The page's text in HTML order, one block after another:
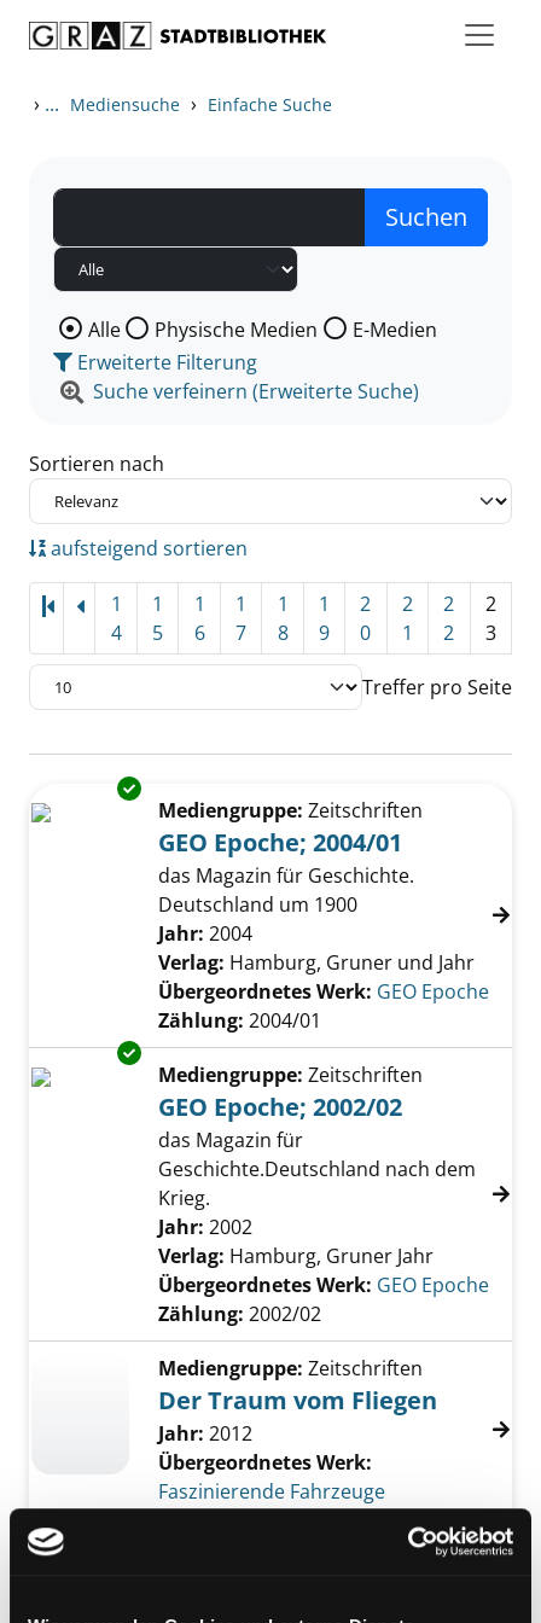
› ... Mediensuche › Einfache Suche
Wählen Sie die Medienart nach der Sie suchen wollen.
Alle Physische Medien
E-Medien
Erweiterte Filterung
Suche verfeinern (Erweiterte Suche)
Sortieren nach
aufsteigend sortieren
1
4
1
5
1
6
1
7
1
8
1
9
2
0
2
1
2
2
2
3
Treffer pro Seite
Suchergebnis
Zu den Suchfiltern springen
Exemplar-Details von GEO Epoche; 2004/01
Mediengruppe: Zeitschriften
GEO Epoche; 2004/01
das Magazin für Geschichte.
Deutschland um 1900
Suche nach diesem Verfasser
Jahr: 2004
Verlag: Hamburg, Gruner und Jahr
Übergeordnetes Werk: GEO Epoche
Zählung: 2004/01
Exemplar-Details von GEO Epoche; 2002/02
Mediengruppe: Zeitschriften
GEO Epoche; 2002/02
das Magazin für
Geschichte.Deutschland nach dem
Krieg.
Suche nach diesem Verfasser
Jahr: 2002
Verlag: Hamburg, Gruner Jahr
Übergeordnetes Werk: GEO Epoche
Zählung: 2002/02
Mediengruppe: Zeitschriften
Der Traum vom Fliegen
Jahr: 2012
Übergeordnetes Werk:
Faszinierende Fahrzeuge
Kinderbuch